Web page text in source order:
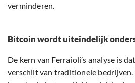
verminderen.
Bitcoin wordt uiteindelijk
De kern van Ferraioli’s analyse is
verschilt van traditionele bedrijven.